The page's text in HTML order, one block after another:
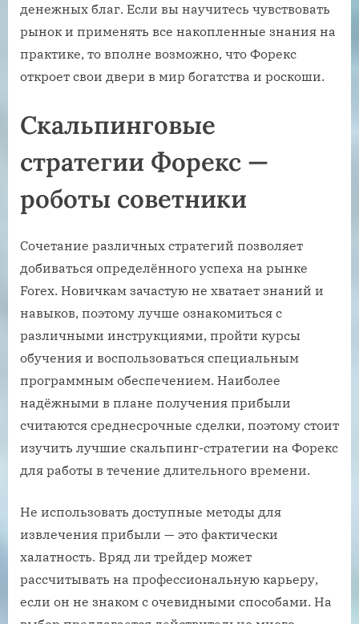
денежных благ. Если вы научитесь чувствовать
рынок и применять все накопленные знания на
практике, то вполне возможно, что Форекс
откроет свои двери в мир богатства и роскоши.
Скальпинговые
стратегии Форекс —
роботы советники
Сочетание различных стратегий позволяет
добиваться определённого успеха на рынке
Forex. Новичкам зачастую не хватает знаний и
навыков, поэтому лучше ознакомиться с
различными инструкциями, пройти курсы
обучения и воспользоваться специальным
программным обеспечением. Наиболее
надёжными в плане получения прибыли
считаются среднесрочные сделки, поэтому стоит
изучить лучшие скальпинг-стратегии на Форекс
для работы в течение длительного времени.
Не использовать доступные методы для
извлечения прибыли — это фактически
халатность. Вряд ли трейдер может
рассчитывать на профессиональную карьеру,
если он не знаком с очевидными способами. На